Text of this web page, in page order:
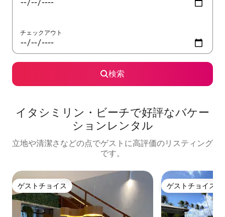
チェックアウト
検索
イタシミリン・ビーチで好評なバケー
ションレンタル
立地や清潔さなどの点でゲストに高評価のリスティング
です。
ゲストチョイス
ゲストチョイス ゲストチョイス
ゲストチョイス